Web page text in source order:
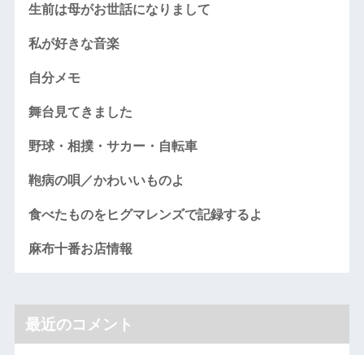
生前は母がお世話になりまして
私が好きな音楽
自分メモ
舞台見てきました
野球・相撲・サカー・自転車
鞄病の唄／かわいいものよ
食べたものをヒグマレンズで記録するよ
麻布十番お店情報
最近のコメント